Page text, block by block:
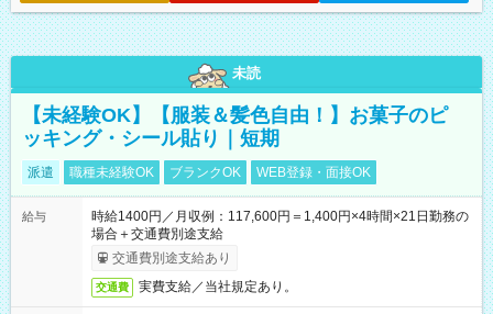
未読
【未経験OK】【服装＆髪色自由！】お菓子のピ
ッキング・シール貼り｜短期
派遣 職種未経験OK ブランクOK WEB登録・面接OK
給与
時給1400円／月収例：117,600円＝1,400円×4時間×21日勤務の
場合＋交通費別途支給
交通費別途支給あり
交通費 実費支給／当社規定あり。